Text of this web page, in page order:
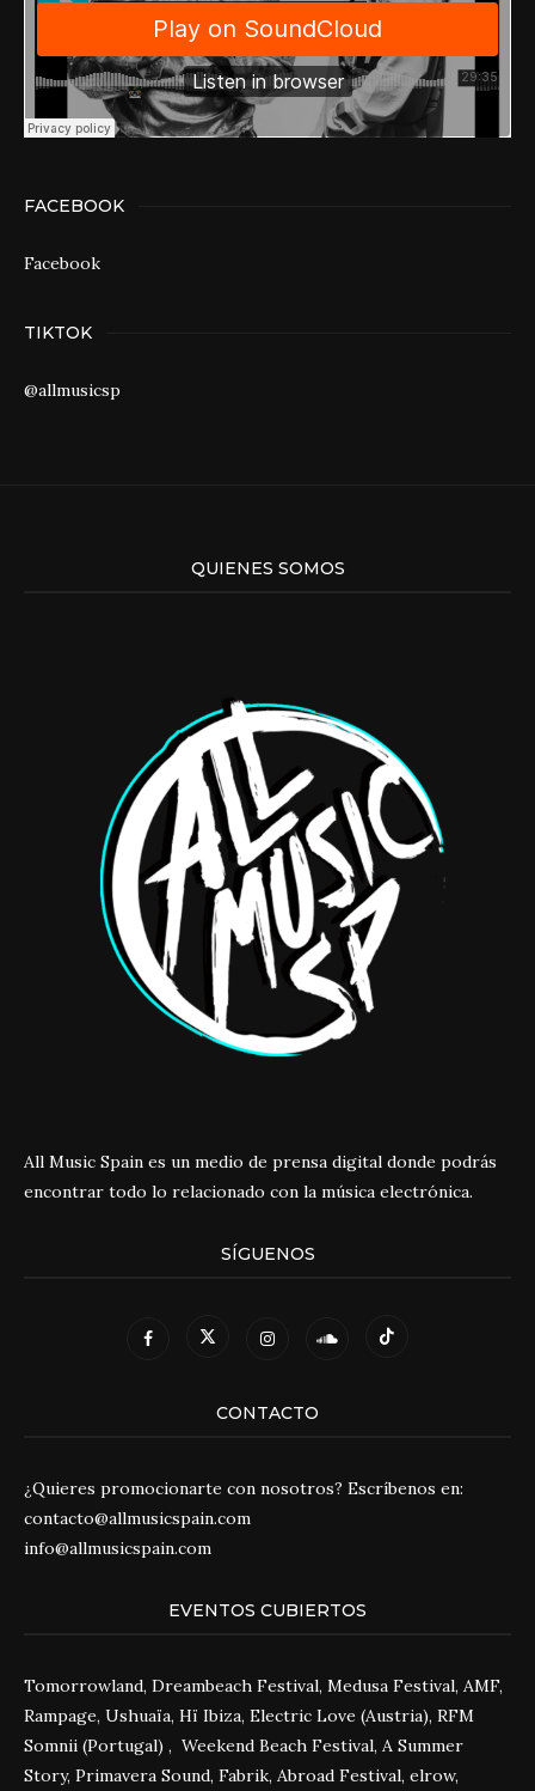
FACEBOOK
Facebook
TIKTOK
@allmusicsp
QUIENES SOMOS
All Music Spain es un medio de prensa digital donde podrás
encontrar todo lo relacionado con la música electrónica.
SÍGUENOS
CONTACTO
¿Quieres promocionarte con nosotros? Escríbenos en:
contacto@allmusicspain.com
info@allmusicspain.com
EVENTOS CUBIERTOS
Tomorrowland, Dreambeach Festival, Medusa Festival, AMF,
Rampage, Ushuaïa, Hï Ibiza, Electric Love (Austria), RFM
Somnii (Portugal) , Weekend Beach Festival, A Summer
Story, Primavera Sound, Fabrik, Abroad Festival, elrow,